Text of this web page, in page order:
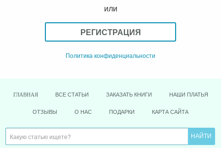
или
РЕГИСТРАЦИЯ
Политика конфиденциальности
ГЛАВНАЯ ВСЕ СТАТЬИ ЗАКАЗАТЬ КНИГИ НАШИ ПЛАТЬЯ
ОТЗЫВЫ О НАС ПОДАРКИ КАРТА САЙТА